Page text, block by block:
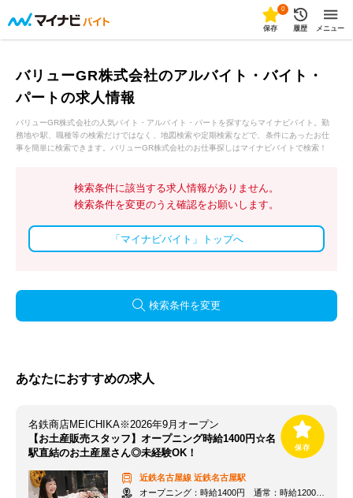
0
保存 履歴 メニュー
バリューGR株式会社のアルバイト・バイト・
パートの求人情報
バリューGR株式会社の人気バイト・アルバイト・パートを探すならマイナビバイト。勤
務地や駅、職種等の検索だけではなく、地図検索や定期検索などで、条件にあったお仕
事を簡単に検索できます。バリューGR株式会社のお仕事探しはマイナビバイトで検索！
検索条件に該当する求人情報がありません。
検索条件を変更のうえ確認をお願いします。
「マイナビバイト」トップへ
検索条件を変更
あなたにおすすめの求人
名鉄商店MEICHIKA※2026年9月オープン
【お土産販売スタッフ】オープニング時給1400円☆名
駅直結のお土産屋さん◎未経験OK！
近鉄名古屋線 近鉄名古屋駅
オープニング：時給1400円 通常：時給1200円～＋交通費全額支給